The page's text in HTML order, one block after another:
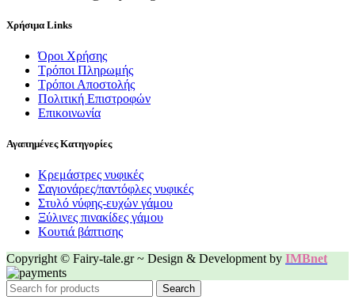
Χρήσιμα Links
Όροι Χρήσης
Τρόποι Πληρωμής
Τρόποι Αποστολής
Πολιτική Επιστροφών
Επικοινωνία
Αγαπημένες Κατηγορίες
Κρεμάστρες νυφικές
Σαγιονάρες/παντόφλες νυφικές
Στυλό νύφης-ευχών γάμου
Ξύλινες πινακίδες γάμου
Κουτιά βάπτισης
Copyright © Fairy-tale.gr ~ Design & Development by IMBnet
Search